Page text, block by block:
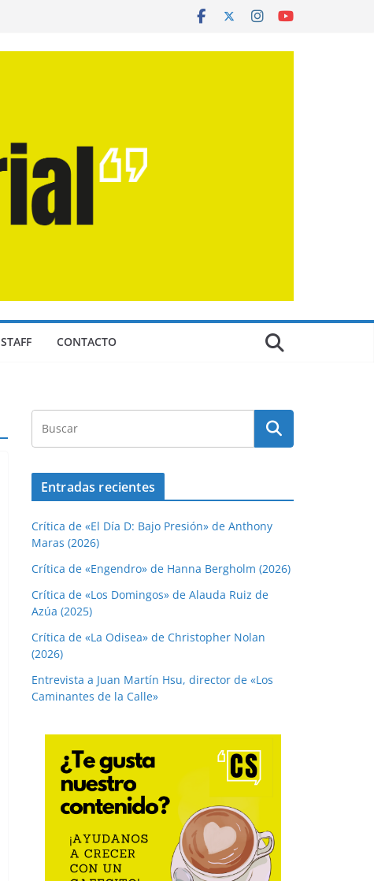
STAFF CONTACTO
Entradas recientes
Crítica de «El Día D: Bajo Presión» de Anthony
Maras (2026)
Crítica de «Engendro» de Hanna Bergholm (2026)
Crítica de «Los Domingos» de Alauda Ruiz de
Azúa (2025)
Crítica de «La Odisea» de Christopher Nolan
(2026)
Entrevista a Juan Martín Hsu, director de «Los
Caminantes de la Calle»